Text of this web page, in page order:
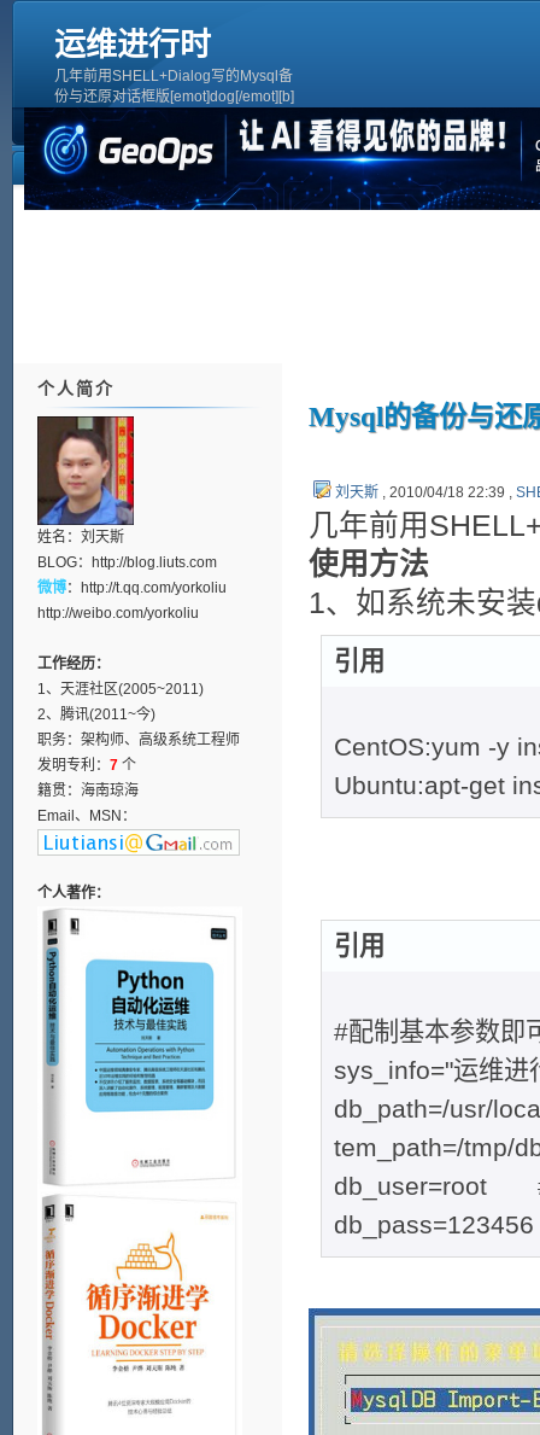
运维进行时
几年前用SHELL+Dialog写的Mysql备
份与还原对话框版[emot]dog[/emot][b]
使用方法[/b]1、如系统未安装dialog,安
装方法[quote]CentOS:yum -y install
dialogUbuntu:apt-get install
dialog[/quote][quote]#配制
Mysql的备份与还
刘天斯, 2010/04/18 22:39 ,
几年前用
使用方法
1、如系统未安
引用
CentOS:yum -y
Ubuntu:apt-get
引用
#配制基本参数
sys_info="运维
db_path=/usr/
tem_path=/tmp/
db_user=root
个人简介
姓名：刘天斯
BLOG： http://blog.liuts.com
微博： http://t.qq.com/yorkoliu
http://weibo.com/yorkoliu
工作经历：
1、天涯社区(2005~2011)
2、腾讯(2011~今)
职务：架构师、高级系统工程师
发明专利： 7个
籍贯：海南琼海
Email、MSN：
个人著作：